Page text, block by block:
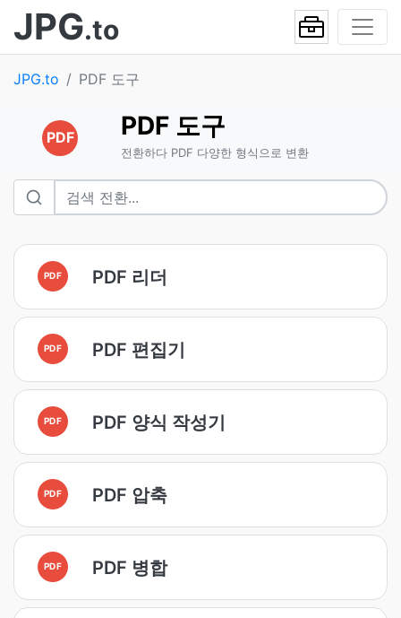
JPG.to
JPG.to PDF 도구
PDF PDF 도구
전환하다 PDF 다양한 형식으로 변환
PDF PDF 리더
PDF PDF 편집기
PDF PDF 양식 작성기
PDF PDF 압축
PDF PDF 병합